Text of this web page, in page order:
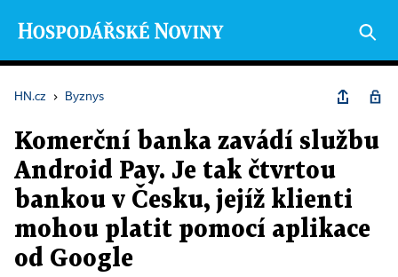
HN.cz › Byznys
Komerční banka zavádí službu
Android Pay. Je tak čtvrtou
bankou v Česku, jejíž klienti
mohou platit pomocí aplikace
od Google